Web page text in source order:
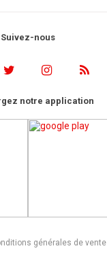
Suivez-nous
notre application
générales de vente